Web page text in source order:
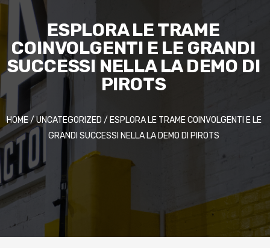
ESPLORA LE TRAME
COINVOLGENTI E LE GRANDI
SUCCESSI NELLA LA DEMO DI
PIROTS
HOME/UNCATEGORIZED / ESPLORA LE TRAME COINVOLGENTI E LE
GRANDI SUCCESSI NELLA LA DEMO DI PIROTS